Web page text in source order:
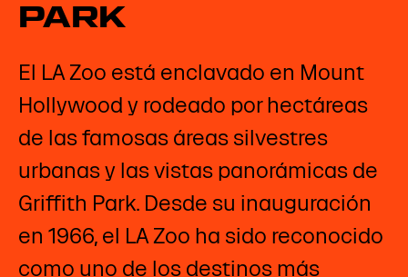
PARK
El LA Zoo está enclavado en Mount
Hollywood y rodeado por hectáreas
de las famosas áreas silvestres
urbanas y las vistas panorámicas de
Griffith Park. Desde su inauguración
en 1966, el LA Zoo ha sido reconocido
como uno de los destinos más